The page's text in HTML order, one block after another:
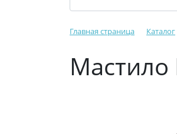
Главная страница Каталог
Мастило